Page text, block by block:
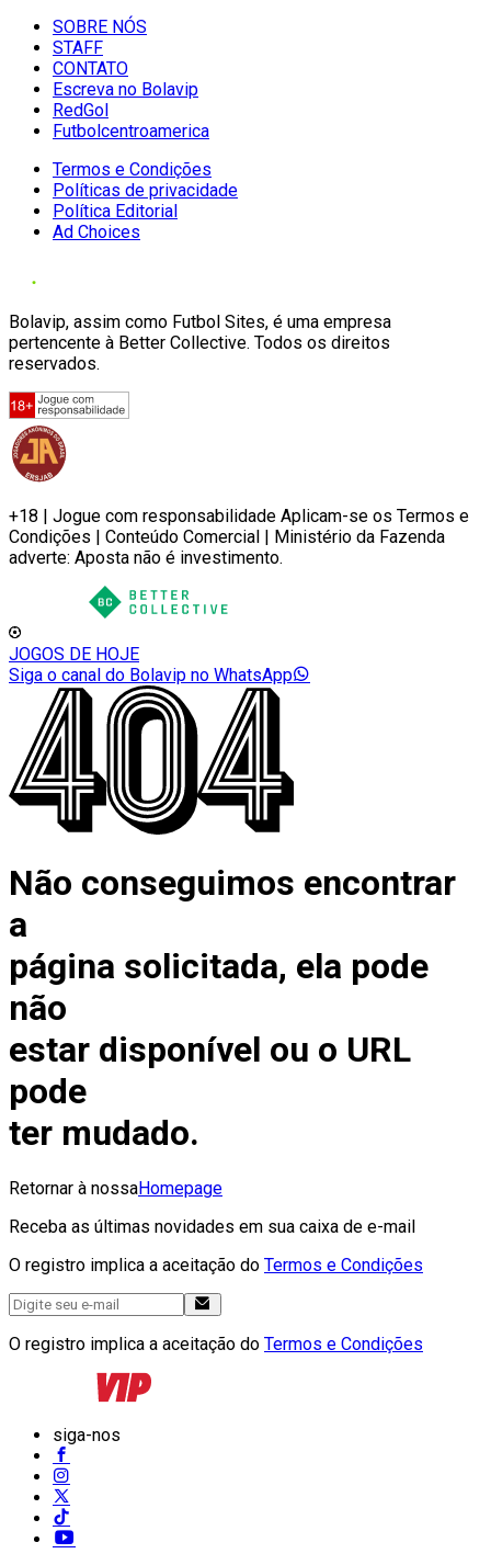
SOBRE NÓS
STAFF
CONTATO
Escreva no Bolavip
RedGol
Futbolcentroamerica
Termos e Condições
Políticas de privacidade
Política Editorial
Ad Choices
Bolavip, assim como Futbol Sites, é uma empresa
pertencente à Better Collective. Todos os direitos
reservados.
+18 | Jogue com responsabilidade Aplicam-se os Termos e
Condições | Conteúdo Comercial | Ministério da Fazenda
adverte: Aposta não é investimento.
JOGOS DE HOJE
Siga o canal do Bolavip no WhatsApp
Não conseguimos encontrar
a
página solicitada, ela pode
não
estar disponível ou o URL
pode
ter mudado.
Retornar à nossaHomepage
Receba as últimas novidades em sua caixa de e-mail
O registro implica a aceitação do Termos e Condições
O registro implica a aceitação do Termos e Condições
siga-nos